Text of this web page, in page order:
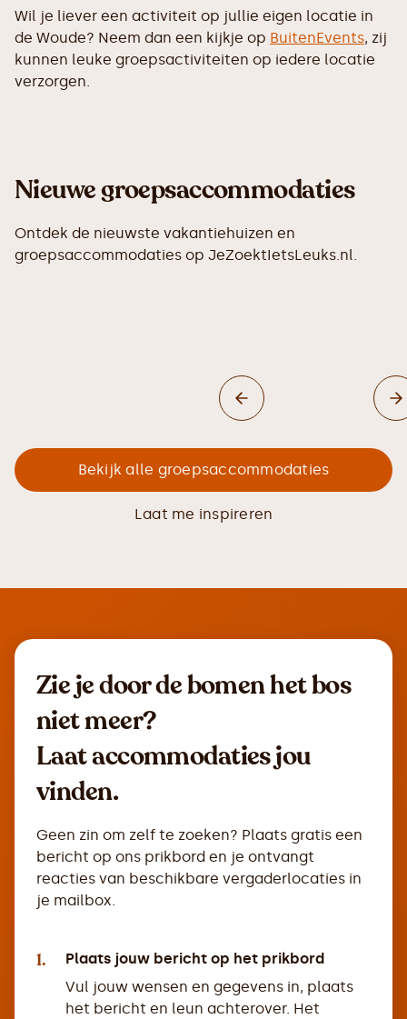
Wil je liever een activiteit op jullie eigen locatie in
de Woude? Neem dan een kijkje op BuitenEvents, zij
kunnen leuke groepsactiviteiten op iedere locatie
verzorgen.
Nieuwe groepsaccommodaties
Ontdek de nieuwste vakantiehuizen en
groepsaccommodaties op JeZoektIetsLeuks.nl.
Bekijk alle groepsaccommodaties
Laat me inspireren
Zie je door de bomen het bos
niet meer?
Laat accommodaties jou
vinden.
Geen zin om zelf te zoeken? Plaats gratis een
bericht op ons prikbord en je ontvangt
reacties van beschikbare vergaderlocaties in
je mailbox.
1.
Plaats jouw bericht op het prikbord
Vul jouw wensen en gegevens in, plaats
het bericht en leun achterover. Het